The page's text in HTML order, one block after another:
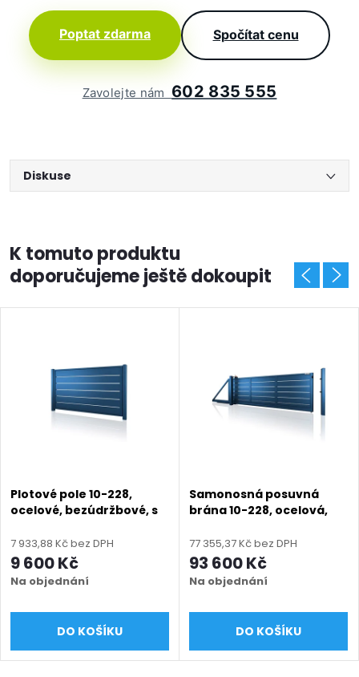
Poptat zdarma Spočítat cenu
Zavolejte nám 602 835 555
Diskuse
K tomuto produktu
doporučujeme ještě dokoupit
Plotové pole 10-228,
ocelové, bezúdržbové, s
500–3000 mm, výška
550–2050 mm), modrá
RAL 5010 matná
7 933,88 Kč bez DPH
9 600 Kč
Na objednání
DO KOŠÍKU
Samonosná posuvná
brána 10-228, ocelová,
na míru (šířka 2400 -
6000 mm, výška 1050 -
2050 mm), modrá 5010
matná
77 355,37 Kč bez DPH
93 600 Kč
Na objednání
DO KOŠÍKU